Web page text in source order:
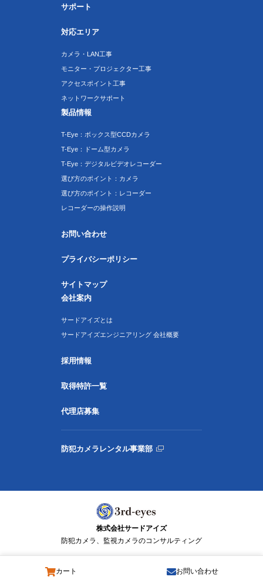
カート お問い合わせ
サポート
対応エリア
カメラ・LAN工事
モニター・プロジェクター工事
アクセスポイント工事
ネットワークサポート
製品情報
T-Eye：ボックス型CCDカメラ
T-Eye：ドーム型カメラ
T-Eye：デジタルビデオレコーダー
選び方のポイント：カメラ
選び方のポイント：レコーダー
レコーダーの操作説明
お問い合わせ
プライバシーポリシー
サイトマップ
会社案内
サードアイズとは
サードアイズエンジニアリング 会社概要
採用情報
取得特許一覧
代理店募集
防犯カメラレンタル事業部
株式会社サードアイズ
防犯カメラ、監視カメラのコンサルティング
© 3rd-eyes Co., Ltd. All Rights Reserved.